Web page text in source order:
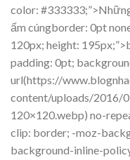
color:
ấm cúngborder: 0pt
120px; height:
padding: 0pt;
url(https://
content/uploads/2016/
120×120.webp) no-
clip: border; -moz-
background-inline-